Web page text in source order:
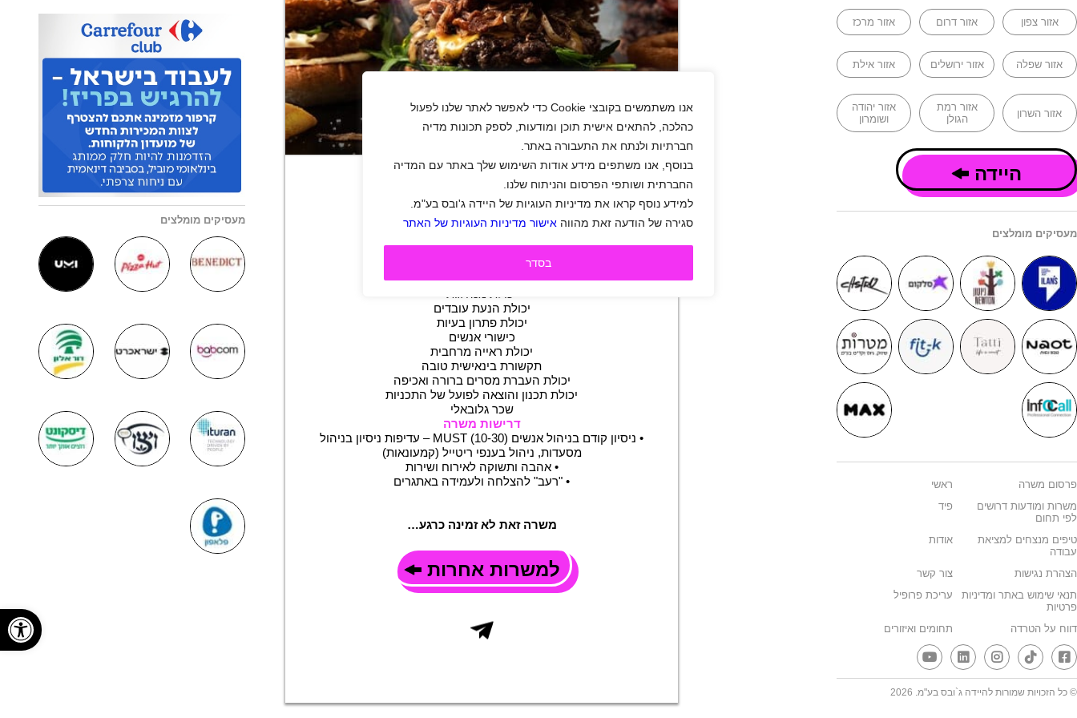
אנו משתמשים בקובצי Cookie כדי לאפשר לאתר שלנו לפעול
כהלכה, להתאים אישית תוכן ומודעות, לספק תכונות מדיה
חברתיות ולנתח את התעבורה באתר.
בנוסף, אנו משתפים מידע אודות השימוש שלך באתר עם המדיה
החברתית ושותפי הפרסום והניתוח שלנו.
למידע נוסף קראו את מדיניות העוגיות של היידה ג'ובס בע"מ.
סגירה של הודעה זאת מהווה אישור מדיניות העוגיות של האתר
בסדר
אזור צפון אזור דרום אזור מרכז
אזור שפלה אזור ירושלים אזור אילת
אזור השרון
אזור רמת
הגולן
אזור יהודה
ושומרון
היידה
מעסיקים מומלצים
פרסום משרה
ראשי
משרות ומודעות דרושים
לפי תחום
פיד
טיפים מנצחים למציאת
עבודה
אודות
הצהרת נגישות
צור קשר
תנאי שימוש באתר ומדיניות
פרטיות
עריכת פרופיל
דווח על הטרדה תחומים ואיזורים
© כל הזכויות שמורות להיידה ג`ובס בע"מ. 2026
+
דרוש/ה מנהל/ת מסעדה לסניף ת"א
ניסיון קודם הכרחי
יכולת הנעת עובדים
יכולת פתרון בעיות
כישורי אנשים
יכולת ראייה מרחבית
תקשורת בינאישית טובה
יכולת העברת מסרים ברורה ואכיפה
יכולת תכנון והוצאה לפועל של התכניות
שכר גלובאלי
דרישות משרה
• ניסיון קודם בניהול אנשים (10-30) MUST – עדיפות ניסיון בניהול
מסעדות, ניהול בענפי ריטייל (קמעונאות)
• אהבה ותשוקה לאירוח ושירות
• "רעב" להצלחה ולעמידה באתגרים
משרה זאת לא זמינה כרגע…
למשרות אחרות
מעסיקים מומלצים